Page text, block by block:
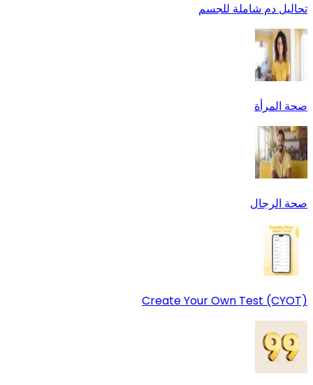
تحاليل دم شاملة للجسم
صحة المرأة
صحة الرجال
Create Your Own Test (CYOT)